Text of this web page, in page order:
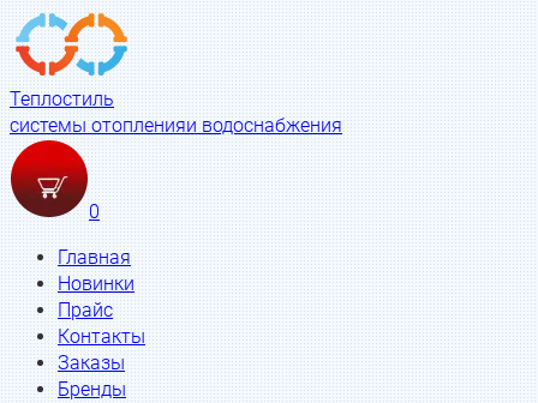
Теплостиль
системы отопленияи водоснабжения
0
Главная
Новинки
Прайс
Контакты
Заказы
Бренды